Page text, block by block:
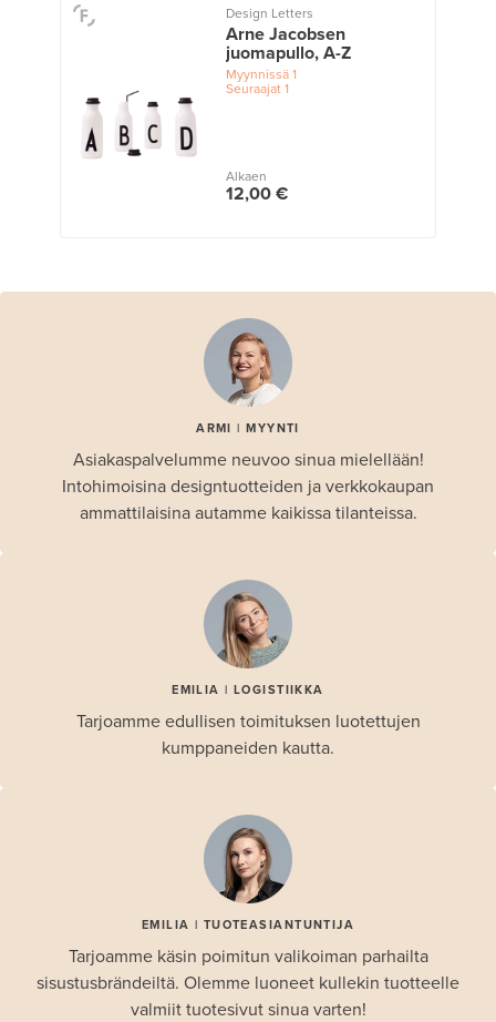
Design Letters
Arne Jacobsen
juomapullo, A-Z
Myynnissä1
Seuraajat 1
Alkaen
12,00 €
ARMI | MYYNTI
Asiakaspalvelumme neuvoo sinua mielellään!
Intohimoisina designtuotteiden ja verkkokaupan
ammattilaisina autamme kaikissa tilanteissa.
EMILIA | LOGISTIIKKA
Tarjoamme edullisen toimituksen luotettujen
kumppaneiden kautta.
EMILIA | TUOTEASIANTUNTIJA
Tarjoamme käsin poimitun valikoiman parhailta
sisustusbrändeiltä. Olemme luoneet kullekin tuotteelle
valmiit tuotesivut sinua varten!